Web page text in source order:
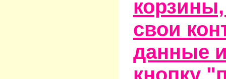
свои
данные
кнопку